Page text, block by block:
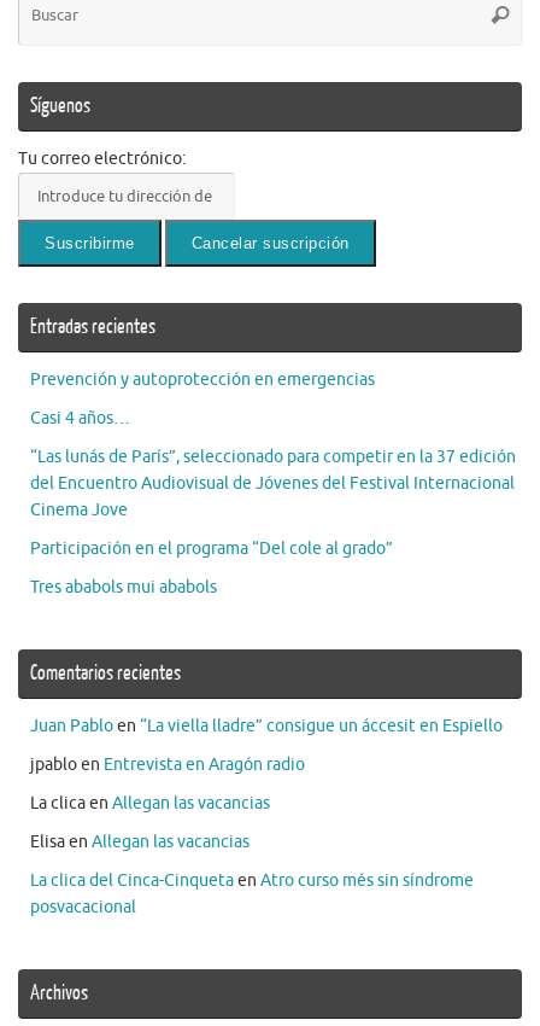
Síguenos
Tu correo electrónico:
Entradas recientes
Prevención y autoprotección en emergencias
Casi 4 años…
“Las lunás de París”, seleccionado para competir en la 37 edición
del Encuentro Audiovisual de Jóvenes del Festival Internacional
Cinema Jove
Participación en el programa “Del cole al grado”
Tres ababols mui ababols
Comentarios recientes
Juan Pabloen “La viella lladre” consigue un áccesit en Espiello
jpabloen Entrevista en Aragón radio
La clicaen Allegan las vacancias
Elisaen Allegan las vacancias
La clica del Cinca-Cinquetaen Atro curso més sin síndrome
posvacacional
Archivos